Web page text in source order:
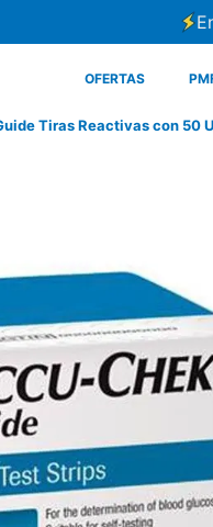
OFERTAS
Tiras Reactivas con 50